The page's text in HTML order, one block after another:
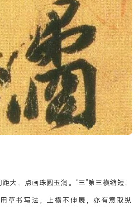
大，点画珠圆玉润。 “三”第三横缩短，
草书写法，上横不伸展，亦有意取纵